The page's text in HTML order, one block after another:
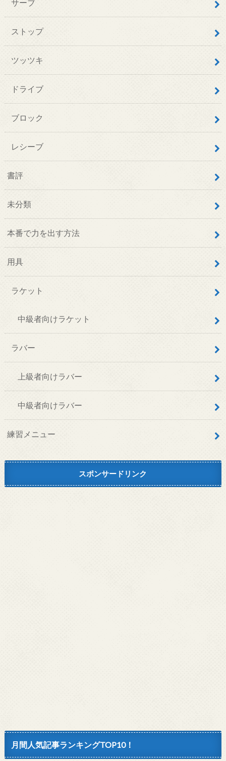
サーブ
ストップ
ツッツキ
ドライブ
ブロック
レシーブ
書評
未分類
本番で力を出す方法
用具
ラケット
中級者向けラケット
ラバー
上級者向けラバー
中級者向けラバー
練習メニュー
スポンサードリンク
月間人気記事ランキングTOP10！